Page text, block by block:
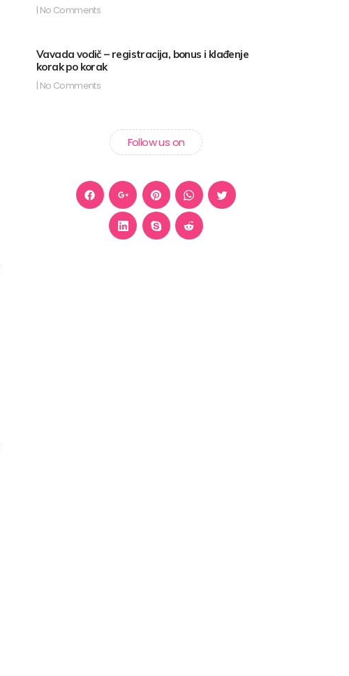
No Comments
Vavada vodič – registracija, bonus i klađenje
korak po korak
No Comments
Follow us on